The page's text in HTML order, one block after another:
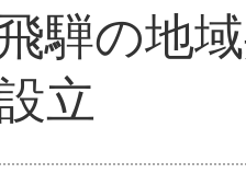
騨の地
立